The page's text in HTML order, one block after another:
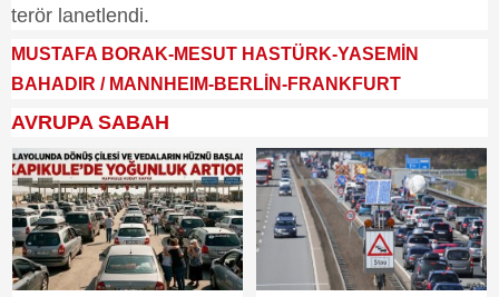
terör lanetlendi.
MUSTAFA BORAK-MESUT HASTÜRK-YASEMİN
BAHADIR / MANNHEIM-BERLİN-FRANKFURT
AVRUPA SABAH